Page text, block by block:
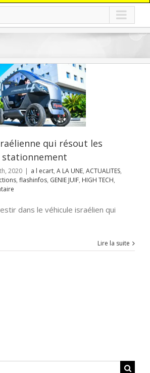
qui résout les
stationnement
2020 | a l ecart, A LA UNE, ACTUALITES,
, flashinfos, GENIE JUIF, HIGH TECH,
dans le véhicule israélien qui
Lire la suite